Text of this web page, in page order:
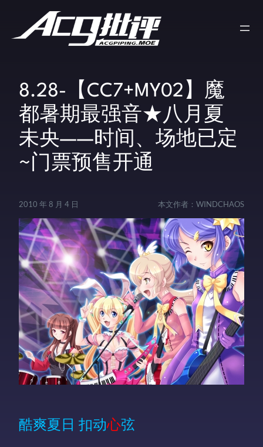
8.28-【CC7+MY02】魔
都暑期最强音★八月夏
未央——时间、场地已定
~门票预售开通
2010 年 8 月 4 日 本文作者： WINDCHAOS
酷爽夏日 扣动心弦